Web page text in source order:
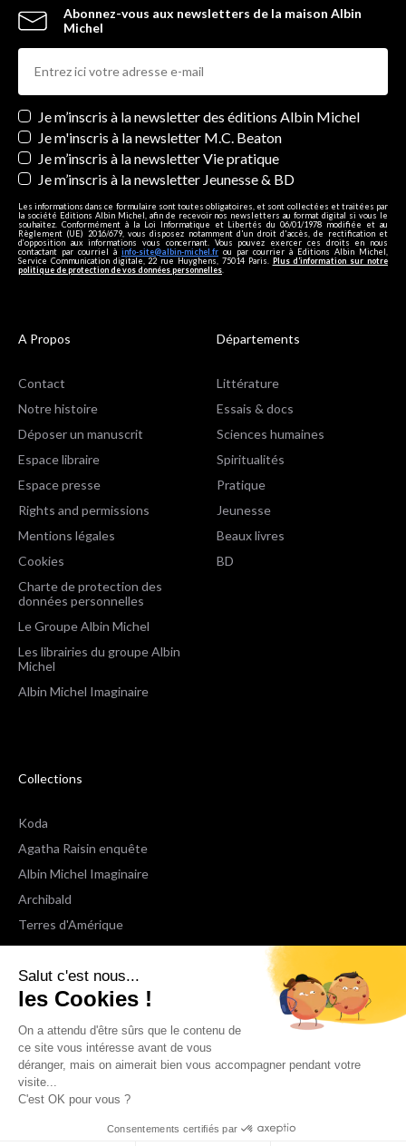
Salut c'est nous...
les Cookies !
On a attendu d'être sûrs que le contenu de
ce site vous intéresse avant de vous
déranger, mais on aimerait bien vous accompagner pendant votre
visite...
C'est OK pour vous ?
Consentements certifiés par
Abonnez-vous aux newsletters de la maison Albin
Michel
Newsletters
Je m’inscris à la newsletter des éditions Albin Michel
Je m'inscris à la newsletter M.C. Beaton
Je m’inscris à la newsletter Vie pratique
Je m’inscris à la newsletter Jeunesse & BD
Les informations dans ce formulaire sont toutes obligatoires, et sont collectées et traitées par
la société Editions Albin Michel, afin de recevoir nos newsletters au format digital si vous le
souhaitez. Conformément à la Loi Informatique et Libertés du 06/01/1978 modifiée et au
Règlement (UE) 2016/679, vous disposez notamment d'un droit d'accès, de rectification et
d’opposition aux informations vous concernant. Vous pouvez exercer ces droits en nous
contactant par courriel à info-site@albin-michel.fr ou par courrier à Editions Albin Michel,
Service Communication digitale, 22 rue Huyghens, 75014 Paris. Plus d’information sur notre
politique de protection de vos données personnelles.
A Propos
Contact
Notre histoire
Déposer un manuscrit
Espace libraire
Espace presse
Rights and permissions
Mentions légales
Cookies
Charte de protection des
données personnelles
Le Groupe Albin Michel
Les librairies du groupe Albin
Michel
Albin Michel Imaginaire
Départements
Littérature
Essais & docs
Sciences humaines
Spiritualités
Pratique
Jeunesse
Beaux livres
BD
Collections
Koda
Agatha Raisin enquête
Albin Michel Imaginaire
Archibald
Terres d'Amérique
Espaces Libres Poche
NOX
Wiz
Voir toutes les collections
Nous suivre